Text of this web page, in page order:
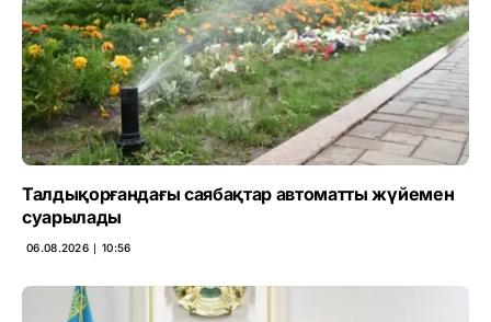
Талдықорғандағы саябақтар автоматты жүйемен
суарылады
06.08.2026 ∣ 10:56